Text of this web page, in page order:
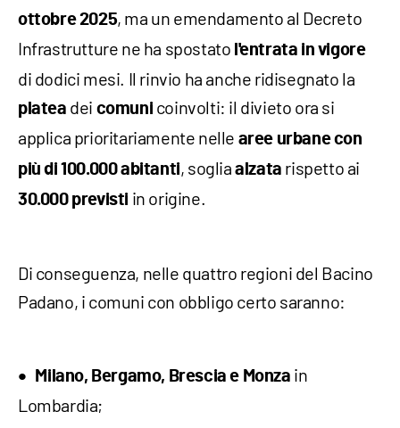
ottobre 2025, ma un emendamento al Decreto
Infrastrutture ne ha spostato l'entrata in vigore
di dodici mesi. Il rinvio ha anche ridisegnato la
platea dei comuni coinvolti: il divieto ora si
applica prioritariamente nelle aree urbane con
più di 100.000 abitanti, sogliaalzata rispetto ai
30.000 previsti in origine.
Di conseguenza, nelle quattro regioni del Bacino
Padano, i comuni con obbligo certo saranno:
Milano, Bergamo, Brescia e Monza in
Lombardia;